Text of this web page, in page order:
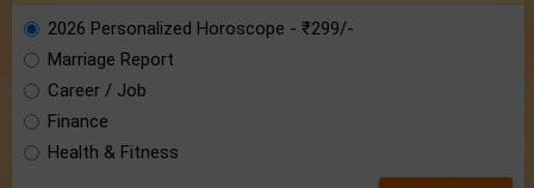
2026 Personalized Horoscope - ₹299/-
Marriage Report
Career / Job
Finance
Health & Fitness